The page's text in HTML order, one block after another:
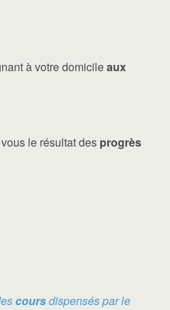
à votre domicileaux
le résultat des progrès
coursdispensés par le